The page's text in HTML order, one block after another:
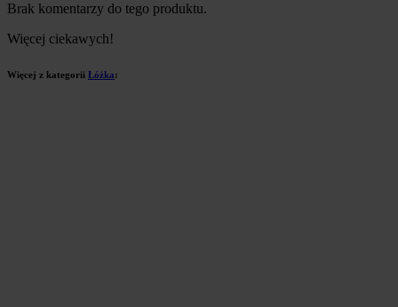
Brak komentarzy do tego produktu.
Więcej ciekawych!
Więcej z kategorii Łóżka: